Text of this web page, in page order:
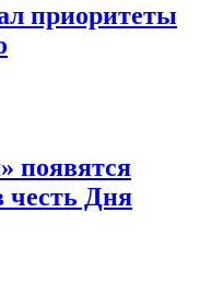
приоритеты
появятся
честь Дня